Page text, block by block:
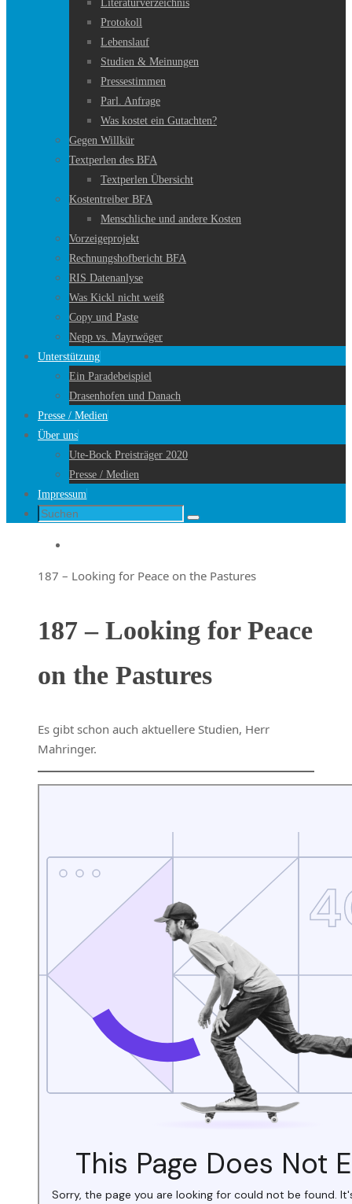
Literaturverzeichnis
Protokoll
Lebenslauf
Studien & Meinungen
Pressestimmen
Parl. Anfrage
Was kostet ein Gutachten?
Gegen Willkür
Textperlen des BFA
Textperlen Übersicht
Kostentreiber BFA
Menschliche und andere Kosten
Vorzeigeprojekt
Rechnungshofbericht BFA
RIS Datenanlyse
Was Kickl nicht weiß
Copy und Paste
Nepp vs. Mayrwöger
Unterstützung
Ein Paradebeispiel
Drasenhofen und Danach
Presse / Medien
Über uns
Ute-Bock Preisträger 2020
Presse / Medien
Impressum
Suche
Suchen
Startseite
187 – Looking for Peace on the Pastures
187 – Looking for Peace
on the Pastures
Es gibt schon auch aktuellere Studien, Herr
Mahringer.